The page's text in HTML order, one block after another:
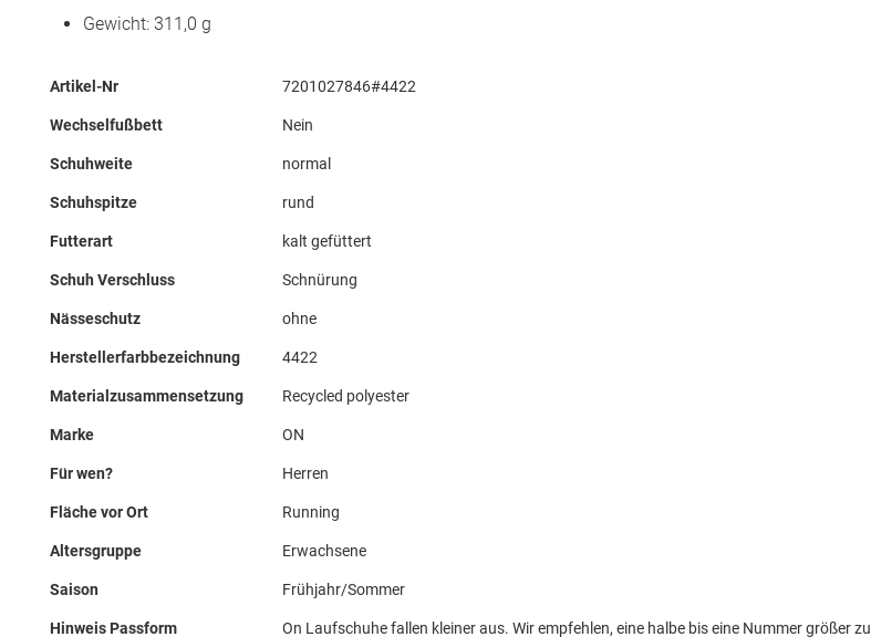
Gewicht: 311,0 g
Mehr
Artikel-Nr 7201027846#4422
Wechselfußbett Nein
Schuhweite normal
Schuhspitze rund
Futterart kalt gefüttert
Schuh Verschluss Schnürung
Nässeschutz ohne
Herstellerfarbbezeichnung 4422
Materialzusammensetzung Recycled polyester
Marke ON
Für wen? Herren
Fläche vor Ort Running
Altersgruppe Erwachsene
Saison Frühjahr/Sommer
Hinweis Passform
On Laufschuhe fallen kleiner aus. Wir empfehlen, eine halbe bis eine Nummer größer zu